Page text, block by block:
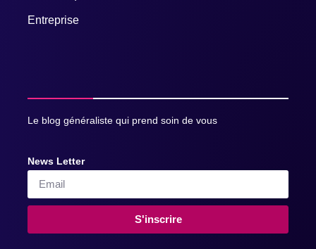
Le blog généraliste qui prend soin de vous
News Letter
S'inscrire
Entreprise